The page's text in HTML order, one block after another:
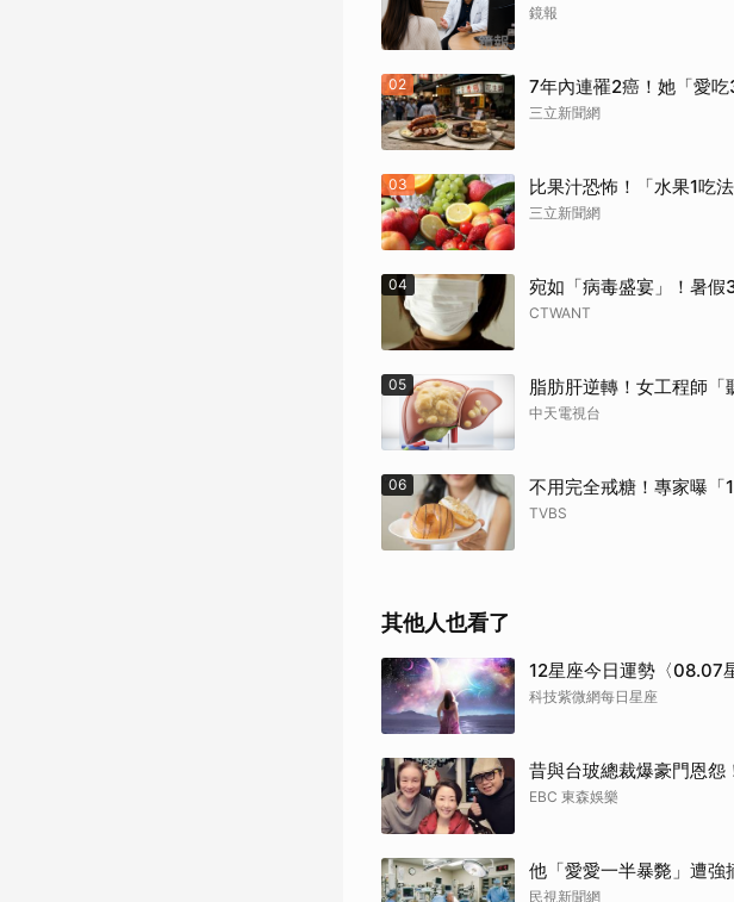
鏡報
02 7年內連罹2癌！她「愛
三立新聞網
03 比果汁恐怖！「水果1吃
三立新聞網
04 宛如「病毒盛宴」！暑
CTWANT
05 脂肪肝逆轉！女工程師「
中天電視台
06 不用完全戒糖！專家曝「
TVBS
其他人也看了
12星座今日運勢〈08.07
科技紫微網每日星座
昔與台玻總裁爆豪門恩怨
EBC 東森娛樂
他「愛愛一半暴斃」遭強
民視新聞網